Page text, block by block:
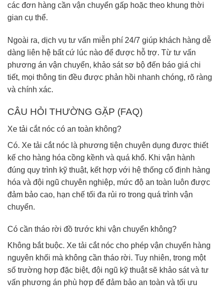
các đơn hàng cần vận chuyển gấp hoặc theo khung thời
gian cụ thể.
Ngoài ra, dịch vụ tư vấn miễn phí 24/7 giúp khách hàng dễ
dàng liên hệ bất cứ lúc nào để được hỗ trợ. Từ tư vấn
phương án vận chuyển, khảo sát sơ bộ đến báo giá chi
tiết, mọi thông tin đều được phản hồi nhanh chóng, rõ ràng
và chính xác.
CÂU HỎI THƯỜNG GẶP (FAQ)
Xe tải cắt nóc có an toàn không?
Có. Xe tải cắt nóc là phương tiện chuyên dụng được thiết
kế cho hàng hóa cồng kềnh và quá khổ. Khi vận hành
đúng quy trình kỹ thuật, kết hợp với hệ thống cố định hàng
hóa và đội ngũ chuyên nghiệp, mức độ an toàn luôn được
đảm bảo cao, hạn chế tối đa rủi ro trong quá trình vận
chuyển.
Có cần tháo rời đồ trước khi vận chuyển không?
Không bắt buộc. Xe tải cắt nóc cho phép vận chuyển hàng
nguyên khối mà không cần tháo rời. Tuy nhiên, trong một
số trường hợp đặc biệt, đội ngũ kỹ thuật sẽ khảo sát và tư
vấn phương án phù hợp để đảm bảo an toàn và tối ưu